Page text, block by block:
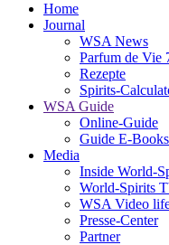
Home
Journal
WSA News
Parfum de Vie
Rezepte
Spirits-
WSA Guide
Online-Guide
Guide E-Books
Media
Inside World-
World-Spirits
WSA Video
Presse-Center
Partner